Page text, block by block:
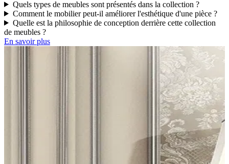
Quels types de meubles sont présentés dans la collection ?
Comment le mobilier peut-il améliorer l'esthétique d'une pièce ?
Quelle est la philosophie de conception derrière cette collection
de meubles ?
En savoir plus